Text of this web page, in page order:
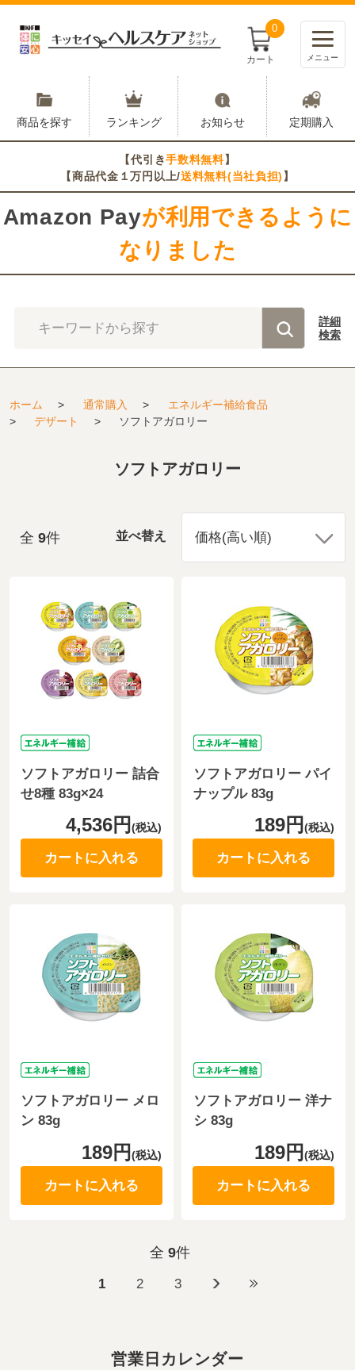
0
カート メニュー
商品を探す ランキング お知らせ 定期購入
【代引き手数料無料】
【商品代金１万円以上/送料無料(当社負担) 】
Amazon Payが利用できるように
なりました
キーワードから探す
詳細
検索
ホーム > 通常購入 >
エネルギー補給食品
>
デザート > ソフトアガロリー
ソフトアガロリー
全9件
ソフトアガロリー 詰合
せ8種 83g×24
4,536円(税込)
カートに入れる
ソフトアガロリー パイ
ナップル 83g
189円 (税込)
カートに入れる
ソフトアガロリー メロ
ン 83g
189円(税込)
カートに入れる
ソフトアガロリー 洋ナ
シ 83g
189円 (税込)
カートに入れる
全 9件
1 2 3
営業日カレンダー